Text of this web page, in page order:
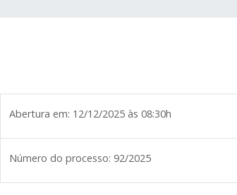
Abertura em: 12/12/2025 às 08:30h
Número do processo: 92/2025